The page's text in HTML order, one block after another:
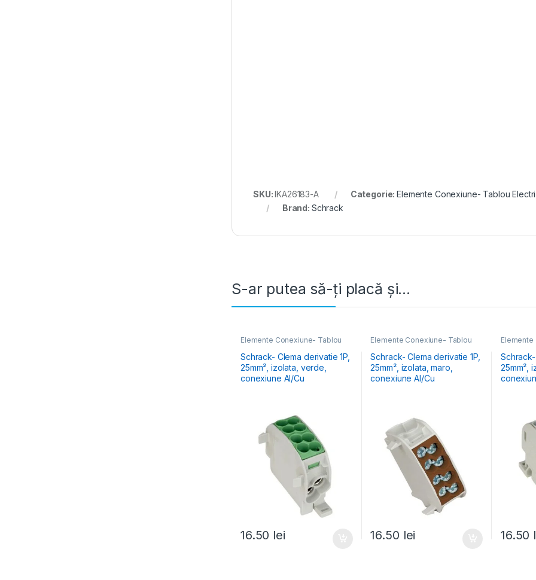
SKU:IKA26183-A Categorie:Elemente Conexiune- Tablou
Brand: Schrack
S-ar putea să-ți placă și…
Elemente Conexiune- Tablou
Schrack- Clema derivatie 1P,
25mm², izolata, verde,
conexiune Al/Cu
16.50 lei
Elemente Conexiune- Tablou
Schrack- Clema derivatie 1P,
25mm², izolata, maro,
conexiune Al/Cu
16.50 lei
Elemente
Schrack-
25mm²,
16.50